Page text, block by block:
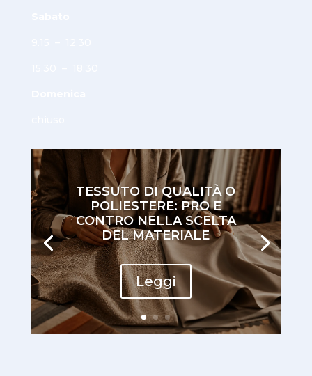
TESSUTO DI QUALITÀ O
POLIESTERE: PRO E
CONTRO NELLA SCELTA
DEL MATERIALE
Leggi